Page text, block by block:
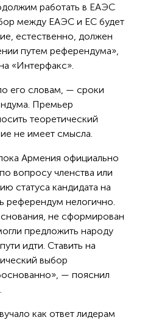
работать в ЕАЭС
между ЕАЭС и ЕС будет
естественно, должен
путем референдума»,
«Интерфакс».
его словам, — сроки
Премьер
теоретический
не имеет смысла.
Армения официально
вопросу членства или
статуса кандидата на
референдум нелогично.
не сформирован
предложить народу
идти. Ставить на
выбор
— пояснил
как ответ лидерам